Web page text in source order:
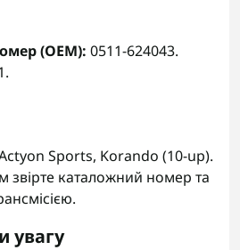
(OEM): 0511-624043.
Sports, Korando (10-up).
каталожний номер та
увагу